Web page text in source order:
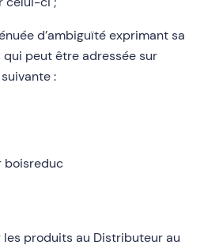
d’ambiguïté exprimant sa
peut être adressée sur
:
boisreduc
produits au Distributeur au